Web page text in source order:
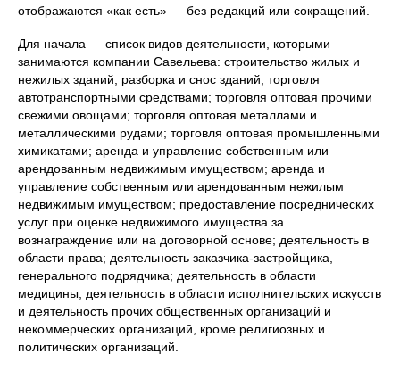
отображаются «как есть» — без редакций или сокращений.
Для начала — список видов деятельности, которыми
занимаются компании Савельева: строительство жилых и
нежилых зданий; разборка и снос зданий; торговля
автотранспортными средствами; торговля оптовая прочими
свежими овощами; торговля оптовая металлами и
металлическими рудами; торговля оптовая промышленными
химикатами; аренда и управление собственным или
арендованным недвижимым имуществом; аренда и
управление собственным или арендованным нежилым
недвижимым имуществом; предоставление посреднических
услуг при оценке недвижимого имущества за
вознаграждение или на договорной основе; деятельность в
области права; деятельность заказчика-застройщика,
генерального подрядчика; деятельность в области
медицины; деятельность в области исполнительских искусств
и деятельность прочих общественных организаций и
некоммерческих организаций, кроме религиозных и
политических организаций.